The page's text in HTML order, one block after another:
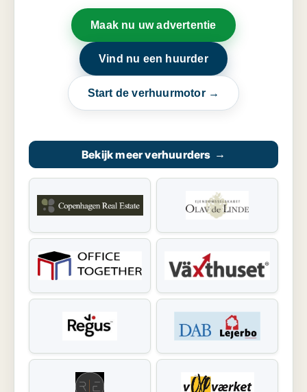
Maak nu uw advertentie
Vind nu een huurder
Start de verhuurmotor →
Bekijk meer verhuurders →